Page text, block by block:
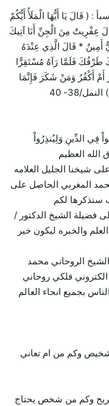
( قَالَ يَا أَيُّهَا الْمَلَأُ أَيُّكُمْ
عِفْرِيتٌ مِنَ الْجِنِّ أَنَا آتِيكَ
أَمِينٌ * قَالَ الَّذِي عِنْدَهُ
طَرْفُكَ فَلَمَّا رَآهُ مُسْتَقِرًّا
أَكْفُرُ وَمَنْ شَكَرَ فَإِنَّمَا
38- 40
فِي الدِّينِ وَلِيُنذِرُواْ
الله العظيم
شيخنا الجليل العلامه
محمد المغربي الحاصل على
سنذكرها لكم
فضيلة الشيخ الدكتور /
والخبره ليكون خير
الروحاني محمد
الكتروني فلكي روحاني
بجميع انحاء العالم
وكم من ام تعاني
وكم من شخص يحتاج